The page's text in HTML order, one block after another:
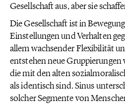
Gesellschaft aus, aber sie
Die Gesellschaft ist in
Einstellungen und Verhalten
allem wachsender Flexibilität
entstehen neue Gruppierungen
die mit den alten
als identisch sind. Sinus
solcher Segmente von